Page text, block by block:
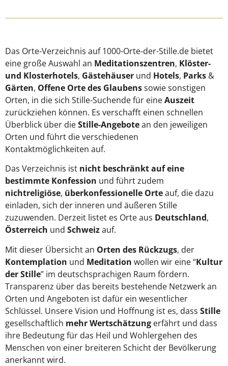
Das Orte-Verzeichnis auf 1000-Orte-der-Stille.de bietet
eine große Auswahl an Meditationszentren, Klöster-
und Klosterhotels, Gästehäuser und Hotels, Parks &
Gärten, Offene Orte des Glaubenssowie sonstigen
Orten, in die sich Stille-Suchende für eineAuszeit
zurückziehen können. Es verschafft einen schnellen
Überblick über dieStille-Angebotean den jeweiligen
Orten und führt die verschiedenen
Kontaktmöglichkeiten auf.
Das Verzeichnis ist nicht beschränkt auf eine
bestimmte Konfession und führt zudem
nichtreligiöse, überkonfessionelle Orteauf, die dazu
einladen, sich der inneren und äußeren Stille
zuzuwenden. Derzeit listet es Orte aus Deutschland,
Österreich und Schweizauf.
Mit dieser Übersicht an Orten des Rückzugs, der
Kontemplation und Meditation wollen wir eine “Kultur
der Stille” im deutschsprachigen Raum fördern.
Transparenz über das bereits bestehende Netzwerk an
Orten und Angeboten ist dafür ein wesentlicher
Schlüssel. Unsere Vision und Hoffnung ist es, dass Stille
gesellschaftlich mehr Wertschätzung erfährt und dass
ihre Bedeutung für das Heil und Wohlergehen des
Menschen von einer breiteren Schicht der Bevölkerung
anerkannt wird.